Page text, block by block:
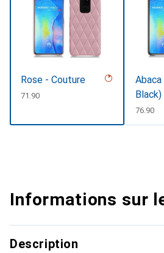
Rose - Couture
CHF
71.90
Black)
CHF
76.90
Informations sur
Description